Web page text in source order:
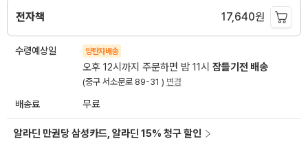
전자책 17,640원
수령예상일 양탄자배송
오후 12시까지 주문하면 밤 11시 잠들기전 배송
(중구 서소문로 89-31 ) 변경
배송료 무료
알라딘 만권당 삼성카드, 알라딘 15% 청구 할인